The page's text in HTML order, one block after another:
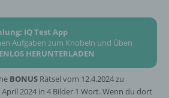
IQ Test App
Aufgaben zum Knobeln und Üben
HERUNTERLADEN
BONUS Rätsel vom 12.4.2024 zu
2024 in 4 Bilder 1 Wort. Wenn du dort